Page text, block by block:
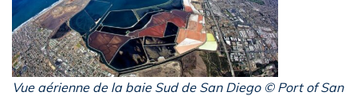
Vue aérienne de la baie Sud de San Diego © Port of San